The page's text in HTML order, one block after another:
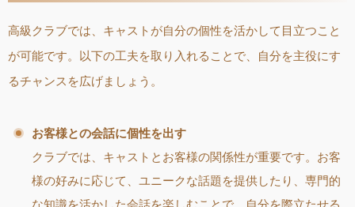
高級クラブでは、キャストが自分の個性を活かして目立つこと
が可能です。以下の工夫を取り入れることで、自分を主役にす
るチャンスを広げましょう。
お客様との会話に個性を出す
クラブでは、キャストとお客様の関係性が重要です。お客
様の好みに応じて、ユニークな話題を提供したり、専門的